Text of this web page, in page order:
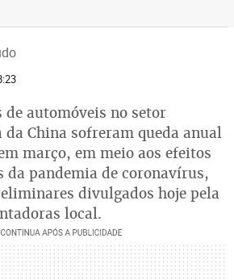
de automóveis no setor
da China sofreram queda anual
março, em meio aos efeitos
da pandemia de coronavírus,
divulgados hoje pela
local.